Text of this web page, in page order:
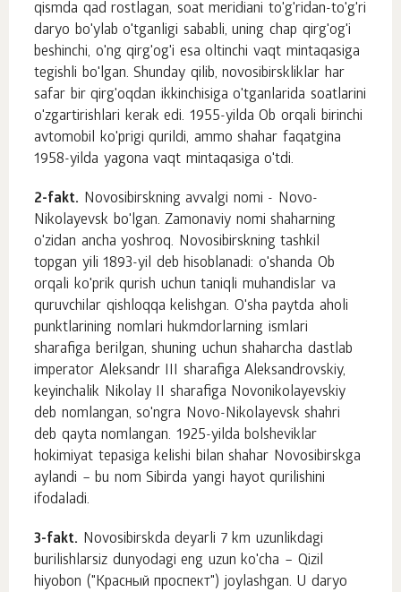
qismda qad rostlagan, soat meridiani to'g'ridan-to'g'ri
daryo bo'ylab o'tganligi sababli, uning chap qirg'og'i
beshinchi, o'ng qirg'og'i esa oltinchi vaqt mintaqasiga
tegishli bo'lgan. Shunday qilib, novosibirskliklar har
safar bir qirg'oqdan ikkinchisiga o'tganlarida soatlarini
o'zgartirishlari kerak edi. 1955-yilda Ob orqali birinchi
avtomobil ko'prigi qurildi, ammo shahar faqatgina
1958-yilda yagona vaqt mintaqasiga o'tdi.
2-fakt. Novosibirskning avvalgi nomi - Novo-
Nikolayevsk bo'lgan. Zamonaviy nomi shaharning
o'zidan ancha yoshroq. Novosibirskning tashkil
topgan yili 1893-yil deb hisoblanadi: o'shanda Ob
orqali ko'prik qurish uchun taniqli muhandislar va
quruvchilar qishloqqa kelishgan. O'sha paytda aholi
punktlarining nomlari hukmdorlarning ismlari
sharafiga berilgan, shuning uchun shaharcha dastlab
imperator Aleksandr III sharafiga Aleksandrovskiy,
keyinchalik Nikolay II sharafiga Novonikolayevskiy
deb nomlangan, so'ngra Novo-Nikolayevsk shahri
deb qayta nomlangan. 1925-yilda bolsheviklar
hokimiyat tepasiga kelishi bilan shahar Novosibirskga
aylandi – bu nom Sibirda yangi hayot qurilishini
ifodaladi.
3-fakt. Novosibirskda deyarli 7 km uzunlikdagi
burilishlarsiz dunyodagi eng uzun ko'cha – Qizil
hiyobon ("Красный проспект") joylashgan. U daryo